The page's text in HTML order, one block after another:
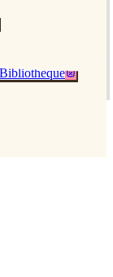
Bibliothèque